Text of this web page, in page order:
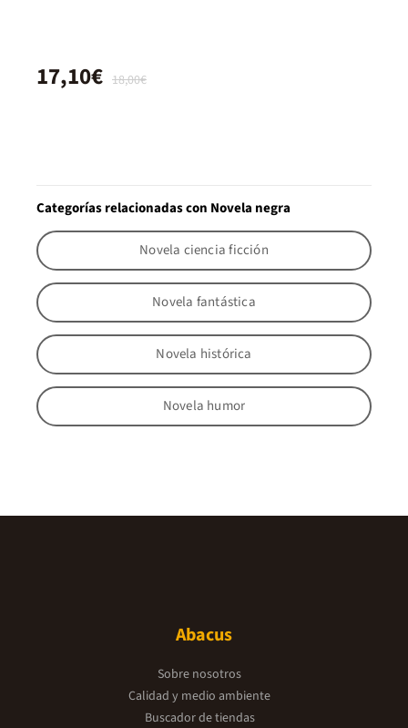
18,00€
17,10€
Categorías relacionadas con Novela negra
Novela ciencia ficción
Novela fantástica
Novela histórica
Novela humor
Abacus
Sobre nosotros
Calidad y medio ambiente
Buscador de tiendas